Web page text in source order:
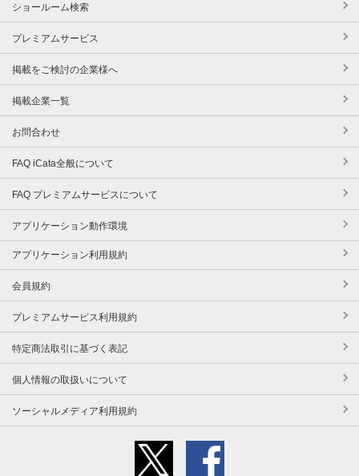
ショールーム検索
プレミアムサービス
掲載をご検討の企業様へ
掲載企業一覧
お問合わせ
FAQ iCata全般について
FAQ プレミアムサービスについて
アプリケーション動作環境
アプリケーション利用規約
会員規約
プレミアムサービス利用規約
特定商法取引に基づく表記
個人情報の取扱いについて
ソーシャルメディア利用規約